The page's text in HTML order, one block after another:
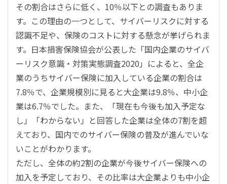
その割合はさらに低く、10％以下との調査もありま
す。この理由の一つとして、サイバーリスクに対する
認識不足や、保険のコストに対する懸念が挙げられま
す。日本損害保険協会が公表した「国内企業のサイバ
ーリスク意識・対策実態調査2020」によると、全企
業のうちサイバー保険に加入している企業の割合は
7.8％で、企業規模別に見ると大企業は9.8％、中小企
業は6.7％でした。また、「現在も今後も加入予定な
し」「わからない」と回答した企業は全体の7割を超
えており、国内でのサイバー保険の普及が進んでいな
いことがわかります。
ただし、全体の約2割の企業が今後サイバー保険への
加入を予定しており、その比率は大企業よりも中小企